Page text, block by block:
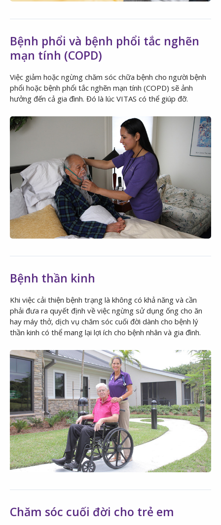
Bệnh phổi và bệnh phổi tắc nghẽn
mạn tính (COPD)
Việc giảm hoặc ngừng chăm sóc chữa bệnh cho người bệnh
phổi hoặc bệnh phổi tắc nghẽn mạn tính (COPD) sẽ ảnh
hưởng đến cả gia đình. Đó là lúc VITAS có thể giúp đỡ.
Bệnh thần kinh
Khi việc cải thiện bệnh trạng là không có khả năng và cần
phải đưa ra quyết định về việc ngừng sử dụng ống cho ăn
hay máy thở, dịch vụ chăm sóc cuối đời dành cho bệnh lý
thần kinh có thể mang lại lợi ích cho bệnh nhân và gia đình.
Chăm sóc cuối đời cho trẻ em